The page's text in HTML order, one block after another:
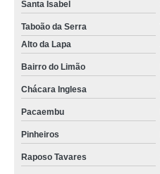
Santa Isabel
Taboão da Serra
Alto da Lapa
Bairro do Limão
Chácara Inglesa
Pacaembu
Pinheiros
Raposo Tavares